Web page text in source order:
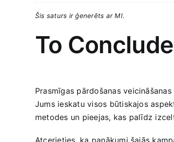
Šis saturs ir‌ ģenerēts⁣ ar ​MI.
To Conclude
Prasmīgas pārdošanas
Jums​ ieskatu visos būtiskajos
metodes un‍ pieejas, kas palīdz